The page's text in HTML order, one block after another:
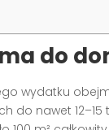
do
wydatku
do nawet 12–15